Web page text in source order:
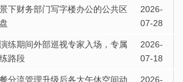
下财务部门写字楼办公的公共区
2026-
07-28
练期间外部巡视专家入场，专属
路段
2026-
07-18
分流管理升级后各大午休空间动
2026-